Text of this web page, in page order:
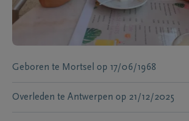
Geboren te Mortsel op 17/06/1968
Overleden te Antwerpen op 21/12/2025